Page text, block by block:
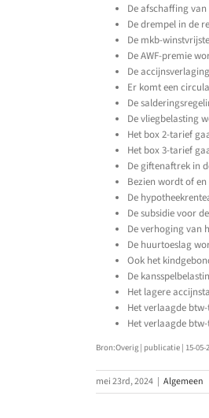
De afschaffing
De drempel in de
De mkb-
De AWF-premie
De
Er komt een
De
De vliegbelasting
Het box 2-tarief
Het box 3-tarief
De giftenaftrek in
Bezien wordt of
De
De subsidie voor
De verhoging van
De huurtoeslag
Ook het
De
Het lagere
Het verlaagde
Het verlaagde
Bron:Overig | publicatie | 15-05-
mei 23rd, 2024 | Algemeen